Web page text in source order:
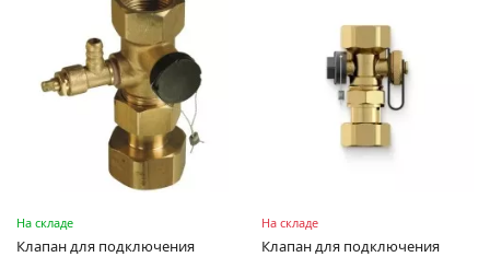
На складе
Клапан для подключения
На складе
Клапан для подключения